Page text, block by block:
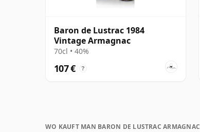
Baron de Lustrac 1984
Vintage Armagnac
70cl • 40%
107 € ?
WO KAUFT MAN BARON DE LUSTRAC ARMAGNAC